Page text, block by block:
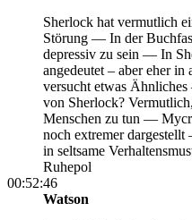
Sherlock hat vermutlich
Störung — In der
depressiv zu sein — In
angedeutet – aber eher
versucht etwas
von Sherlock?
Menschen zu tun —
noch extremer
in seltsame
Ruhepol
00:52:46
Watson